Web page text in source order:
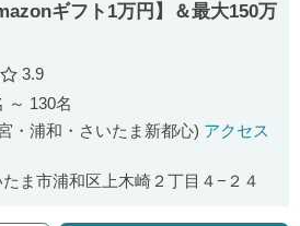
ギフト1万円】＆最大150万
口コミ評価
3.9
～ 130名
・浦和・さいたま新都心) アクセス
ま市浦和区上木崎２丁目４−２４